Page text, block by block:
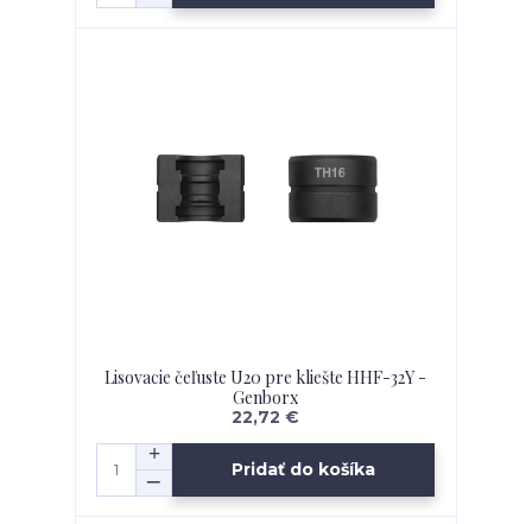
Lisovacie čeľuste U20 pre kliešte HHF-32Y -
Genborx
22,72 €
Pridať do košíka